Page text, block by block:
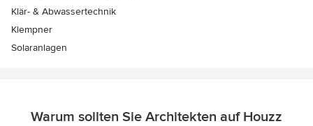
Klär- & Abwassertechnik
Klempner
Solaranlagen
Warum sollten Sie Architekten auf Houzz